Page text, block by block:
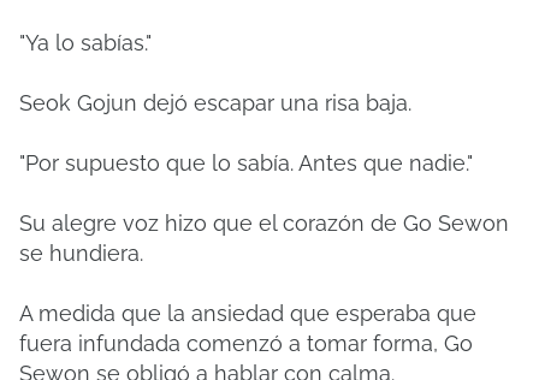
"Ya lo sabías."
Seok Gojun dejó escapar una risa baja.
"Por supuesto que lo sabía. Antes que nadie."
Su alegre voz hizo que el corazón de Go Sewon
se hundiera.
A medida que la ansiedad que esperaba que
fuera infundada comenzó a tomar forma, Go
Sewon se obligó a hablar con calma.